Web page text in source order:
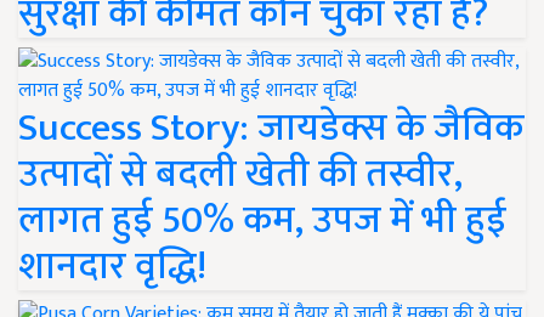
सुरक्षा की कीमत कौन चुका रहा है?
Success Story: जायडेक्स के जैविक
उत्पादों से बदली खेती की तस्वीर,
लागत हुई 50% कम, उपज में भी हुई
शानदार वृद्धि!